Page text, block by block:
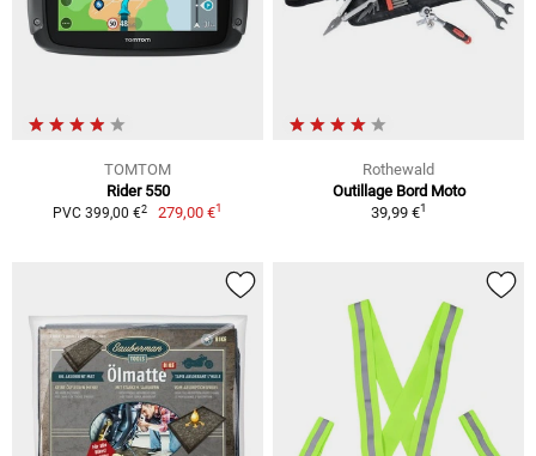
TOMTOM
Rider 550
PVC 399,00 €2 279,00 €1
Rothewald
Outillage Bord Moto
39,99 €1